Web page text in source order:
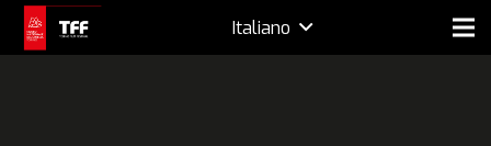
Italiano